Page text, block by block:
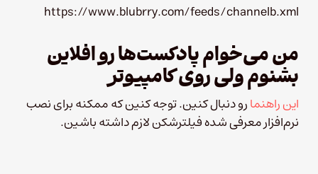
https://www.blubrry.com/feeds/channelb.xml
من می‌خوام پادکست‌ها رو افلاین
بشنوم ولی روی کامپیوتر
این راهنمارو دنبال کنین. توجه کنین که ممکنه برای نصب
نرم‌افزار معرفی شده فیلترشکن لازم داشته باشین.